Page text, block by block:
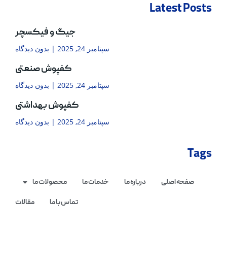
Latest Posts
جیگ و فیکسچر
سپتامبر 24, 2025 بدون دیدگاه
کفپوش صنعتی
سپتامبر 24, 2025 بدون دیدگاه
کفپوش بهداشتی
سپتامبر 24, 2025 بدون دیدگاه
Tags
صفحه اصلی درباره ما خدمات ما
محصولات ما
تماس با ما
مقالات